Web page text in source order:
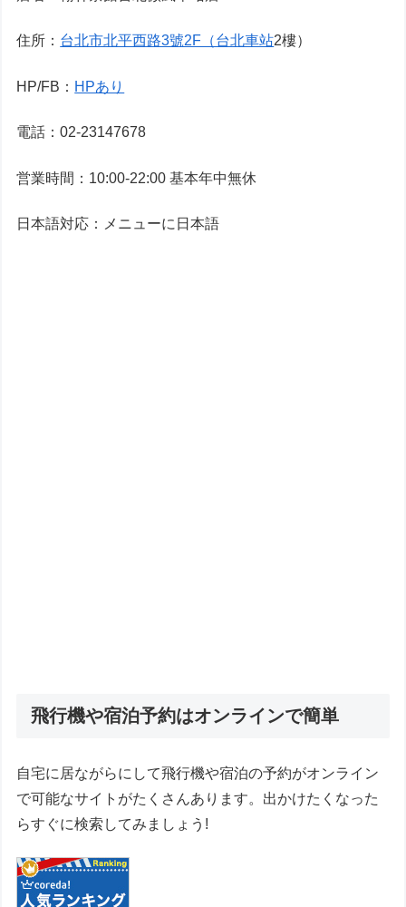
住所： 台北市北平西路3號2F（台北車站2樓）
HP/FB： HPあり
電話：02-23147678
営業時間：10:00-22:00 基本年中無休
日本語対応：メニューに日本語
飛行機や宿泊予約はオンラインで簡単
自宅に居ながらにして飛行機や宿泊の予約がオンライン
で可能なサイトがたくさんあります。出かけたくなった
らすぐに検索してみましょう!